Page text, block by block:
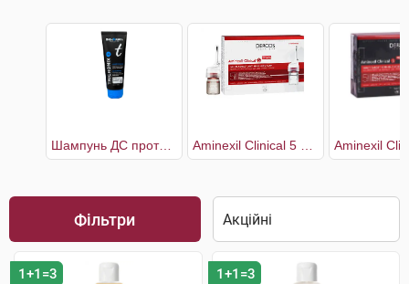
Кондиціонери для волосся
Маски для волосся
Олії для волосся
Сухі шампуні
Фарби для волосся
Шампунь ДС проти легкої і помірної лупи
Фільтри
1+1=3 1+1=3